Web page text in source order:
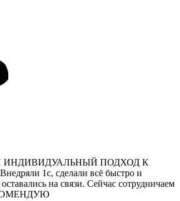
ИНДИВИДУАЛЬНЫЙ ПОДХОД К
1с, сделали всё быстро и
оставались на связи. Сейчас сотрудничаем